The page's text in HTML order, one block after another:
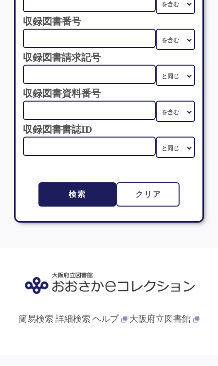
収録図書番号
収録図書請求記号
収録図書資料番号
収録図書書誌ID
検索 クリア
簡易検索 詳細検索 ヘルプ 大阪府立図書館